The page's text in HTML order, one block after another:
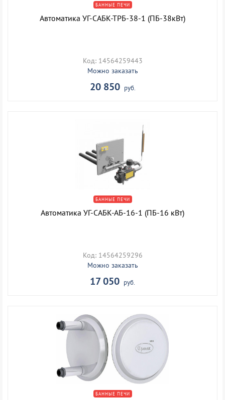
БАННЫЕ ПЕЧИ
Автоматика УГ-САБК-ТРБ-38-1 (ПБ-38кВт)
Код: 14564259443
Можно заказать
20 850 руб.
БАННЫЕ ПЕЧИ
Автоматика УГ-САБК-АБ-16-1 (ПБ-16 кВт)
Код: 14564259296
Можно заказать
17 050 руб.
БАННЫЕ ПЕЧИ